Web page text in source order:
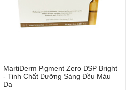
MartiDerm Pigment Zero DSP Bright
- Tinh Chất Dưỡng Sáng Đều Màu
Da